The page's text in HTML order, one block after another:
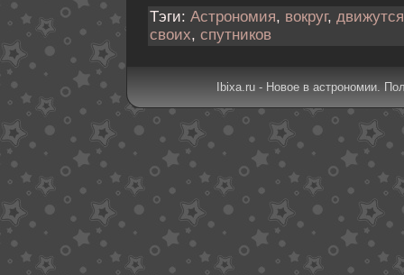
Тэги: Астрономия, вокруг, движутся
своих, спутников
Ibixa.ru - Новое в астрономии.